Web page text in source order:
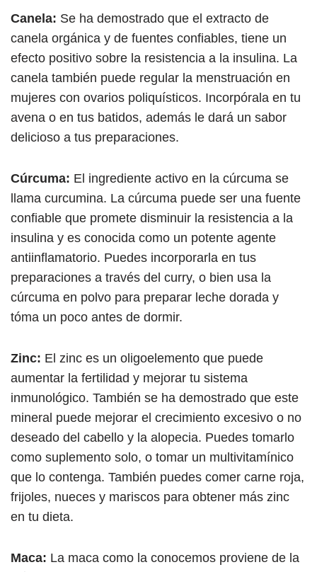
Canela: Se ha demostrado que el extracto de
canela orgánica y de fuentes confiables, tiene un
efecto positivo sobre la resistencia a la insulina. La
canela también puede regular la menstruación en
mujeres con ovarios poliquísticos. Incorpórala en tu
avena o en tus batidos, además le dará un sabor
delicioso a tus preparaciones.
Cúrcuma: El ingrediente activo en la cúrcuma se
llama curcumina. La cúrcuma puede ser una fuente
confiable que promete disminuir la resistencia a la
insulina y es conocida como un potente agente
antiinflamatorio. Puedes incorporarla en tus
preparaciones a través del curry, o bien usa la
cúrcuma en polvo para preparar leche dorada y
tóma un poco antes de dormir.
Zinc: El zinc es un oligoelemento que puede
aumentar la fertilidad y mejorar tu sistema
inmunológico. También se ha demostrado que este
mineral puede mejorar el crecimiento excesivo o no
deseado del cabello y la alopecia. Puedes tomarlo
como suplemento solo, o tomar un multivitamínico
que lo contenga. También puedes comer carne roja,
frijoles, nueces y mariscos para obtener más zinc
en tu dieta.
Maca: La maca como la conocemos proviene de la